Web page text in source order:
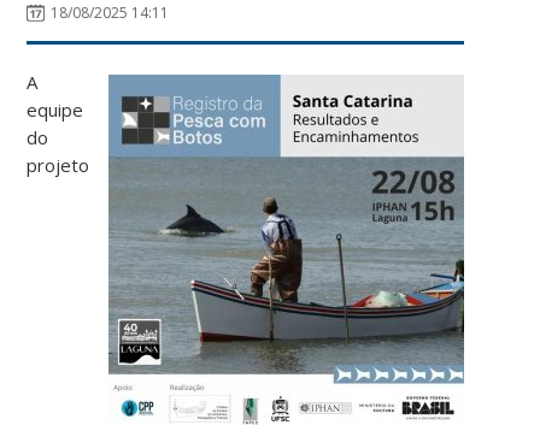
18/08/2025 14:11
A
equipe
do
projeto